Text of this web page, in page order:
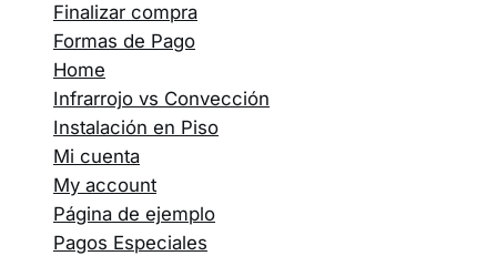
Finalizar compra
Formas de Pago
Home
Infrarrojo vs Convección
Instalación en Piso
Mi cuenta
My account
Página de ejemplo
Pagos Especiales